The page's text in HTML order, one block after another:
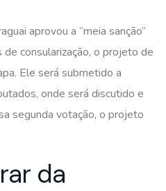
aprovou a “meia sanção”
consularização, o projeto de
Ele será submetido a
onde será discutido e
segunda votação, o projeto
da